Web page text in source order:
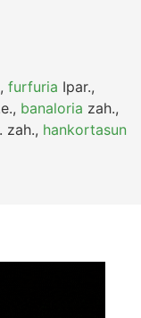
, furfuria Ipar.,
, banaloria zah.,
zah., hankortasun